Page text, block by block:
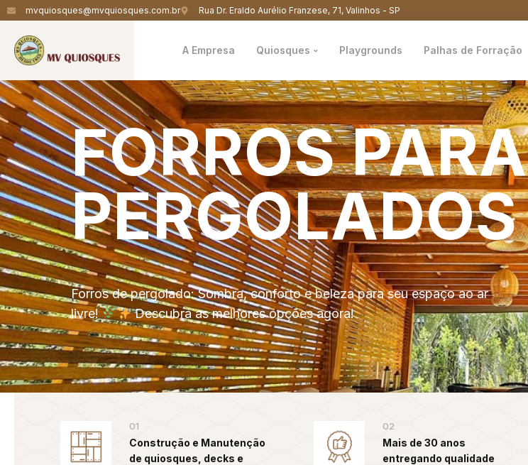
mvquiosques@mvquiosques.com.br Rua Dr. Eraldo Aurélio Franzese, 71, Valinhos - SP
A Empresa Quiosques Playgrounds Palhas de Forração
FORROSPARA
PERGOLADOS
Forros de pergolado: Sombra, conforto e beleza para seu espaço ao ar
livre!
Descubra as melhores opções agora!
01
Construção e Manutenção
de quiosques, decks e
02
Mais de 30 anos
entregando qualidade